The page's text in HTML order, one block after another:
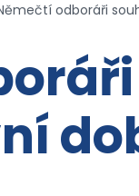
odboráři